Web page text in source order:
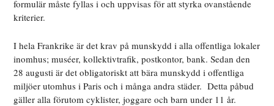
formulär måste fyllas i och uppvisas för att styrka ovanstående
kriterier.
I hela Frankrike är det krav på munskydd i alla offentliga lokaler
inomhus; muséer, kollektivtrafik, postkontor, bank. Sedan den
28 augusti är det obligatoriskt att bära munskydd i offentliga
miljöer utomhus i Paris och i många andra städer. Detta påbud
gäller alla förutom cyklister, joggare och barn under 11 år.